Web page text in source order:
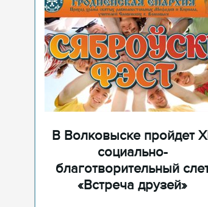
В Волковыске пройдет
социально-
благотворительный
«Встреча друзей»